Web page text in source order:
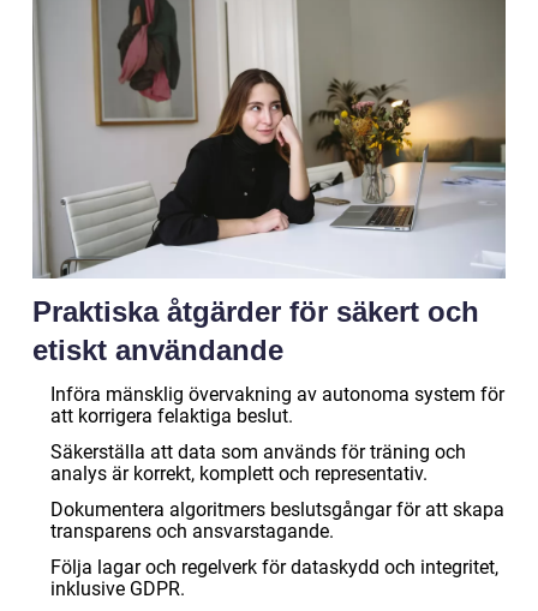
Praktiska åtgärder för säkert och
etiskt användande
Införa mänsklig övervakning av autonoma system för
att korrigera felaktiga beslut.
Säkerställa att data som används för träning och
analys är korrekt, komplett och representativ.
Dokumentera algoritmers beslutsgångar för att skapa
transparens och ansvarstagande.
Följa lagar och regelverk för dataskydd och integritet,
inklusive GDPR.